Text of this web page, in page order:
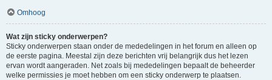
Omhoog
Wat zijn sticky onderwerpen?
Sticky onderwerpen staan onder de mededelingen in het forum en alleen op
de eerste pagina. Meestal zijn deze berichten vrij belangrijk dus het lezen
ervan wordt aangeraden. Net zoals bij mededelingen bepaalt de beheerder
welke permissies je moet hebben om een sticky onderwerp te plaatsen.